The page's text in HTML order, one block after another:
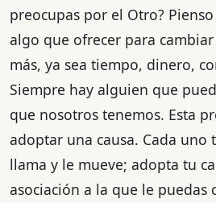
preocupas por el Otro?
algo que ofrecer para
más, ya sea tiempo, dinero,
Siempre hay alguien que
que nosotros tenemos. Esta
adoptar una causa. Cada uno
llama y le mueve; adopta tu
asociación a la que le puedas